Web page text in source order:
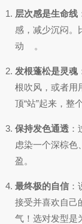
层次感是生命线
感，减少沉闷。
动
。
发根蓬松是灵魂
根吹风，或者用
顶“站”起来，整
保持发色通透
虑染一个深棕色
盈。
最终极的自信
接受并喜欢自己
气！选对发型是